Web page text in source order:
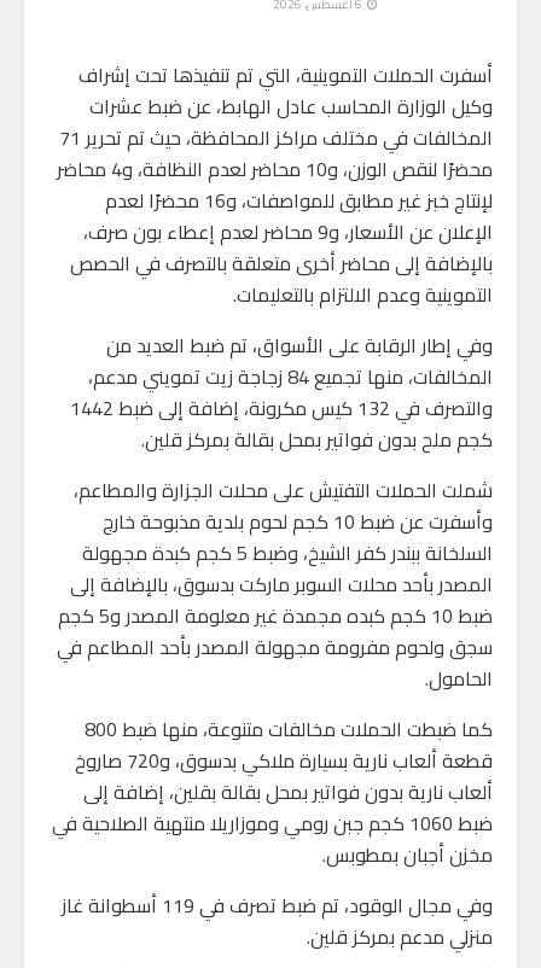
أسفرت الحملات التموينية، التي تم تنفيذها تحت إشراف
وكيل الوزارة المحاسب عادل الهابط، عن ضبط عشرات
المخالفات في مختلف مراكز المحافظة، حيث تم تحرير 71
محضرًا لنقص الوزن، و10 محاضر لعدم النظافة، و4 محاضر
لإنتاج خبز غير مطابق للمواصفات، و16 محضرًا لعدم
الإعلان عن الأسعار، و9 محاضر لعدم إعطاء بون صرف،
بالإضافة إلى محاضر أخرى متعلقة بالتصرف في الحصص
التموينية وعدم الالتزام بالتعليمات.
وفي إطار الرقابة على الأسواق، تم ضبط العديد من
المخالفات، منها تجميع 84 زجاجة زيت تمويني مدعم،
والتصرف في 132 كيس مكرونة، إضافة إلى ضبط 1442
كجم ملح بدون فواتير بمحل بقالة بمركز قلين.
شملت الحملات التفتيش على محلات الجزارة والمطاعم،
وأسفرت عن ضبط 10 كجم لحوم بلدية مذبوحة خارج
السلخانة ببندر كفر الشيخ، وضبط 5 كجم كبدة مجهولة
المصدر بأحد محلات السوبر ماركت بدسوق، بالإضافة إلى
ضبط 10 كجم كبده مجمدة غير معلومة المصدر و5 كجم
سجق ولحوم مفرومة مجهولة المصدر بأحد المطاعم في
الحامول.
كما ضبطت الحملات مخالفات متنوعة، منها ضبط 800
قطعة ألعاب نارية بسيارة ملاكي بدسوق، و720 صاروخ
ألعاب نارية بدون فواتير بمحل بقالة بقلين، إضافة إلى
ضبط 1060 كجم جبن رومي وموزاريلا منتهية الصلاحية في
مخزن أجبان بمطوبس.
وفي مجال الوقود، تم ضبط تصرف في 119 أسطوانة غاز
منزلي مدعم بمركز قلين.